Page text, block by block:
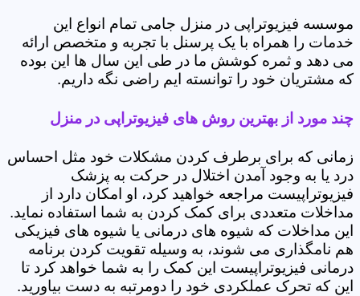
موسسه فیزیوتراپی در منزل جامی تمام انواع این
خدمات را همراه با یک پرسنل با تجربه و متخصص ارائه
می دهد و ثمره کوشش ما در طی این سال ها این بوده
که مشتریان خود را توانسته ایم راضی نگه داریم.
چند مورد از بهترین روش های فیزیوتراپی در منزل
زمانی که برای برطرف کردن مشکلات خود مثل احساس
درد یا به وجود آمدن اختلال در حرکت به پزشک
فیزیوتراپیست مراجعه خواهید کرد، او امکان دارد از
مداخلات متعددی برای کمک کردن به شما استفاده نماید.
این مداخلات که شیوه های درمانی یا شیوه های فیزیکی
هم نامگذاری می شوند، به وسیله تقویت کردن برنامه
درمانی فیزیوتراپیست این کمک را به شما خواهد کرد تا
این که تحرک عملکردی خود را دومرتبه به دست بیاورید.